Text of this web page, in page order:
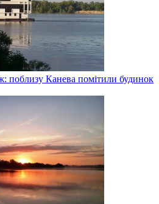
поблизу Канева помітили будинок